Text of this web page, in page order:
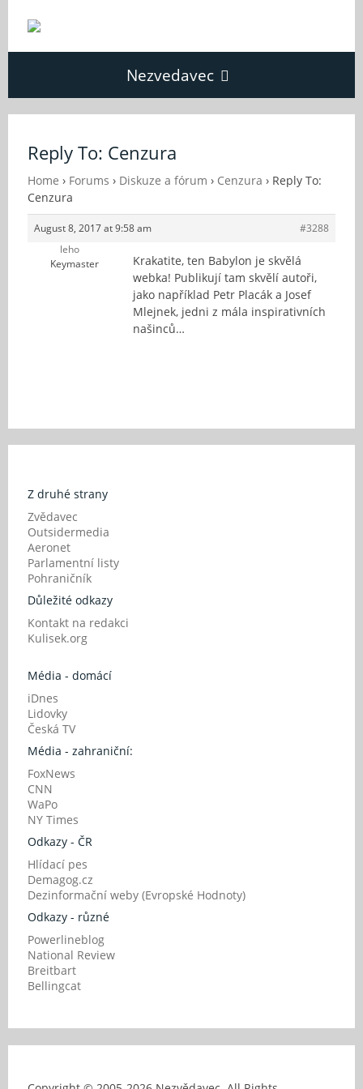
Nezvedavec
Fórum
O Nezvědavci
Kontakt
Reply To: Cenzura
Home › Forums › Diskuze a fórum › Cenzura › Reply To:
Cenzura
August 8, 2017 at 9:58 am
#3288
leho
Keymaster
Krakatite, ten Babylon je skvělá
webka! Publikují tam skvělí autoři,
jako například Petr Placák a Josef
Mlejnek, jedni z mála inspirativních
našinců…
Z druhé strany
Zvědavec
Outsidermedia
Aeronet
Parlamentní listy
Pohraničník
Důležité odkazy
Kontakt na redakci
Kulisek.org
Média - domácí
iDnes
Lidovky
Česká TV
Média - zahraniční:
FoxNews
CNN
WaPo
NY Times
Odkazy - ČR
Hlídací pes
Demagog.cz
Dezinformační weby (Evropské Hodnoty)
Odkazy - různé
Powerlineblog
National Review
Breitbart
Bellingcat